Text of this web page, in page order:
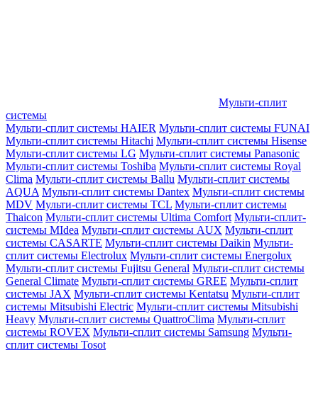
Мульти-сплит
системы
Мульти-сплит системы HAIER Мульти-сплит системы FUNAI
Мульти-сплит системы Hitachi Мульти-сплит системы Hisense
Мульти-сплит системы LG Мульти-сплит системы Panasonic
Мульти-сплит системы Toshiba Мульти-сплит системы Royal
Clima Мульти-сплит системы Ballu Мульти-сплит системы
AQUA Мульти-сплит системы Dantex Мульти-сплит системы
MDV Мульти-сплит системы TCL Мульти-сплит системы
Thaicon Мульти-сплит системы Ultima Comfort Мульти-сплит-
системы MIdea Мульти-сплит системы AUX Мульти-сплит
системы CASARTE Мульти-сплит системы Daikin Мульти-
сплит системы Electrolux Мульти-сплит системы Energolux
Мульти-сплит системы Fujitsu General Мульти-сплит системы
General Climate Мульти-сплит системы GREE Мульти-сплит
системы JAX Мульти-сплит системы Kentatsu Мульти-сплит
системы Mitsubishi Electric Мульти-сплит системы Mitsubishi
Heavy Мульти-сплит системы QuattroClima Мульти-сплит
системы ROVEX Мульти-сплит системы Samsung Мульти-
сплит системы Tosot